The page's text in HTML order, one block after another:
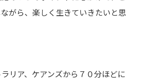
がら、楽しく生きていきたいと思
リア、ケアンズから７０分ほどに